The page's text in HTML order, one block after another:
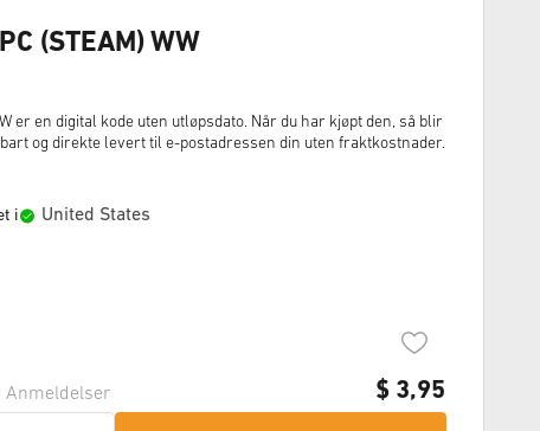
(STEAM) WW
er en digital kode uten utløpsdato. Når du har kjøpt den, så blir
og direkte levert til e-postadressen din uten fraktkostnader.
i United States
$ 3,95
Anmeldelser